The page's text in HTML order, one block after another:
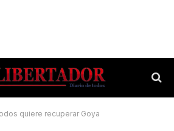
quiere recuperar Goya